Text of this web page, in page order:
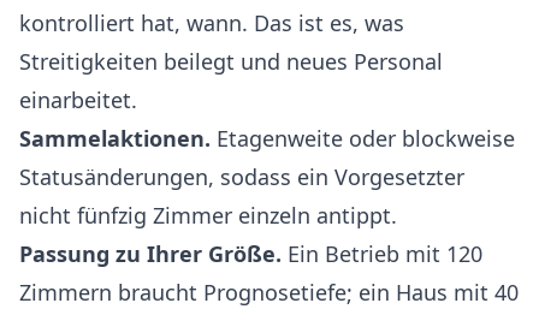
kontrolliert hat, wann. Das ist es, was
Streitigkeiten beilegt und neues Personal
einarbeitet.
Sammelaktionen. Etagenweite oder blockweise
Statusänderungen, sodass ein Vorgesetzter
nicht fünfzig Zimmer einzeln antippt.
Passung zu Ihrer Größe. Ein Betrieb mit 120
Zimmern braucht Prognosetiefe; ein Haus mit 40